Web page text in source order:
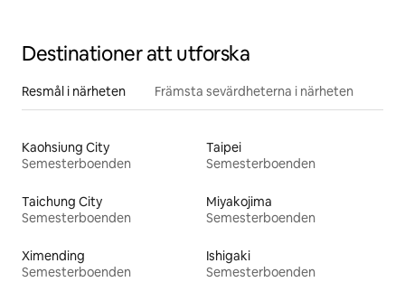
Destinationer att utforska
Resmål i närheten Främsta sevärdheterna i närheten
Kaohsiung City
Semesterboenden
Taipei
Semesterboenden
Taichung City
Semesterboenden
Miyakojima
Semesterboenden
Ximending
Semesterboenden
Ishigaki
Semesterboenden